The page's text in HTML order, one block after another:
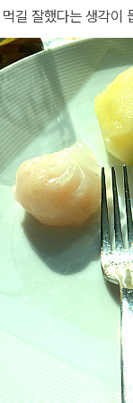
길 잘했다는 생각이